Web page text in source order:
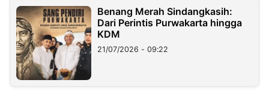
Benang Merah Sindangkasih:
Dari Perintis Purwakarta hingga
KDM
21/07/2026 - 09:22